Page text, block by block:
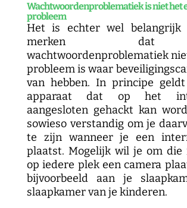
Wachtwoordenproblematiek is niet het
probleem
Het is echter wel
merken
wachtwoordenproblematiek
probleem is waar
van hebben. In principe
apparaat dat op het
aangesloten gehackt kan
sowieso verstandig om je
te zijn wanneer je een
plaatst. Mogelijk wil je om die
op iedere plek een camera
bijvoorbeeld aan je
slaapkamer van je kinderen.